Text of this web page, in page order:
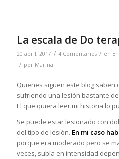
La escala de Do
20 abril, 2017 / 4 Comentarios / en
/ por Marina
Quienes siguen este blog saben
sufriendo una lesión bastante
El que quiera leer mi historia lo
Se puede estar lesionado con
del tipo de lesión. En mi caso
porque era moderado pero se
veces, subía en intensidad